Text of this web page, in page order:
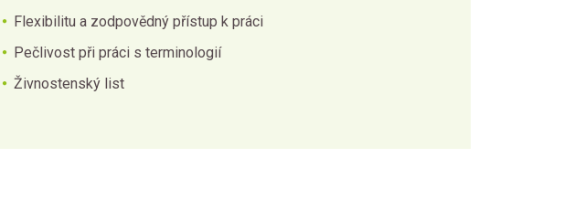
Flexibilitu a zodpovědný přístup k práci
Pečlivost při práci s terminologií
Živnostenský list